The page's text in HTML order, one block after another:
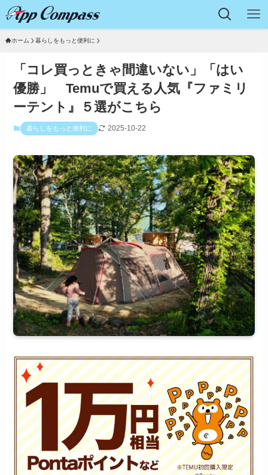
ホーム 暮らしをもっと便利に
「コレ買っときゃ間違いない」「はい
優勝」 Temuで買える人気『ファミリ
ーテント』５選がこちら
暮らしをもっと便利に 2025-10-22